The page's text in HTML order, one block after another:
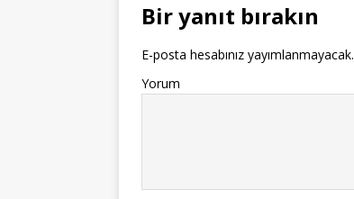
Bir yanıt bırakın
E-posta hesabınız yayımlanmayacak.
Yorum